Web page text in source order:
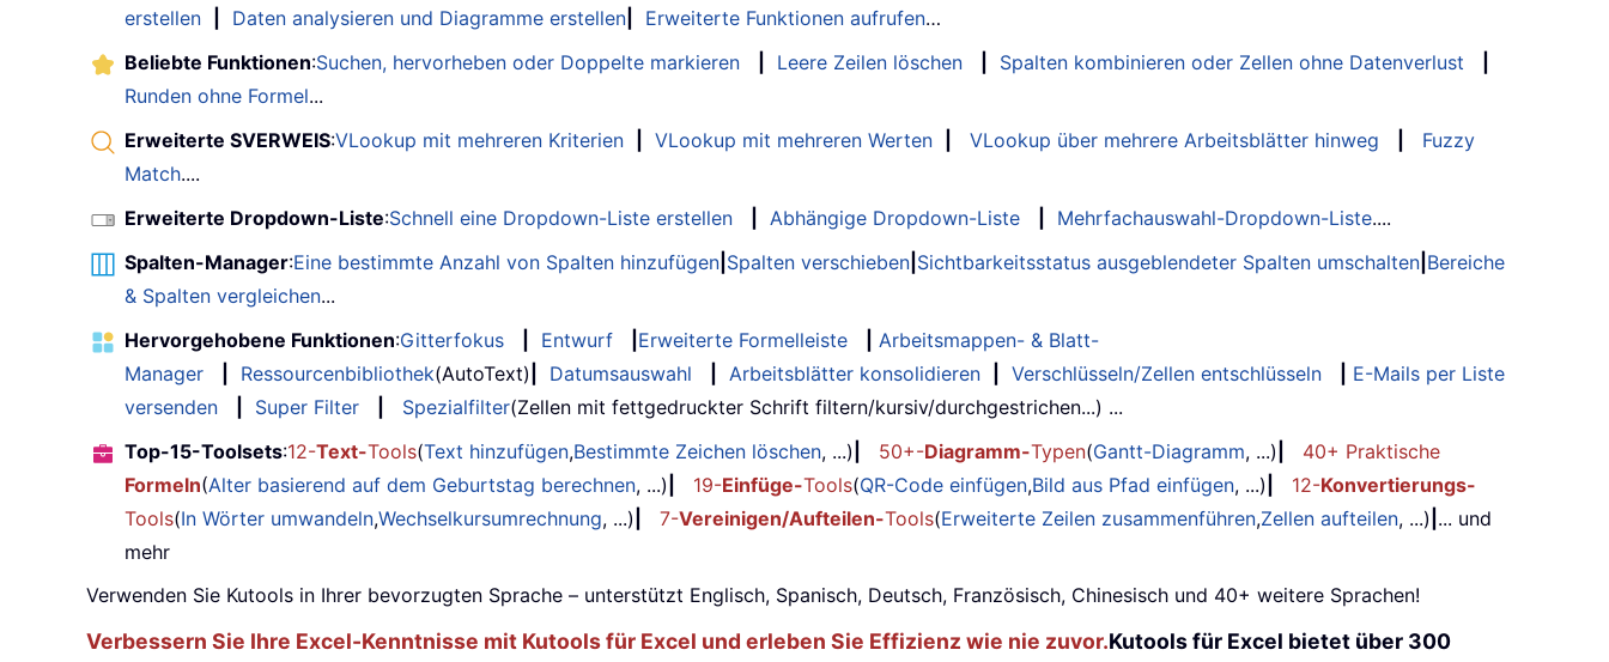
erstellen
Daten analysieren und Diagramme erstellen Erweiterte Funktionen aufrufen…
Beliebte Funktionen:Suchen, hervorheben oder Doppelte markieren Leere Zeilen löschen Spalten kombinieren oder Zellen ohne Datenverlust
Runden ohne Formel...
Erweiterte SVERWEIS:VLookup mit mehreren Kriterien VLookup mit mehreren Werten VLookup über mehrere Arbeitsblätter hinweg
Fuzzy
Match....
Erweiterte Dropdown-Liste:Schnell eine Dropdown-Liste erstellen Abhängige Dropdown-Liste Mehrfachauswahl-Dropdown-Liste....
Spalten-Manager:Eine bestimmte Anzahl von Spalten hinzufügen Spalten verschieben Sichtbarkeitsstatus ausgeblendeter Spalten umschalten Bereiche
& Spalten vergleichen...
Hervorgehobene Funktionen:Gitterfokus Entwurf Erweiterte Formelleiste
Arbeitsmappen- & Blatt-
Manager
Ressourcenbibliothek(AutoText) Datumsauswahl Arbeitsblätter konsolidieren Verschlüsseln/Zellen entschlüsseln
E-Mails per Liste
versenden
Super Filter Spezialfilter(Zellen mit fettgedruckter Schrift filtern/kursiv/durchgestrichen...) ...
Top-15-Toolsets:12-Text-Tools(Text hinzufügen,Bestimmte Zeichen löschen, ...) 50+-Diagramm-Typen(Gantt-Diagramm, ...)
40+ Praktische
Formeln(Alter basierend auf dem Geburtstag berechnen, ...) 19-Einfüge-Tools(QR-Code einfügen,Bild aus Pfad einfügen, ...) 12-Konvertierungs-
Tools(In Wörter umwandeln,Wechselkursumrechnung, ...) 7-Vereinigen/Aufteilen-Tools(Erweiterte Zeilen zusammenführen,Zellen aufteilen, ...) ... und
mehr
Verwenden Sie Kutools in Ihrer bevorzugten Sprache – unterstützt Englisch, Spanisch, Deutsch, Französisch, Chinesisch und 40+ weitere Sprachen!
Verbessern Sie Ihre Excel-Kenntnisse mit Kutools für Excel und erleben Sie Effizienz wie nie zuvor.Kutools für Excel bietet über 300